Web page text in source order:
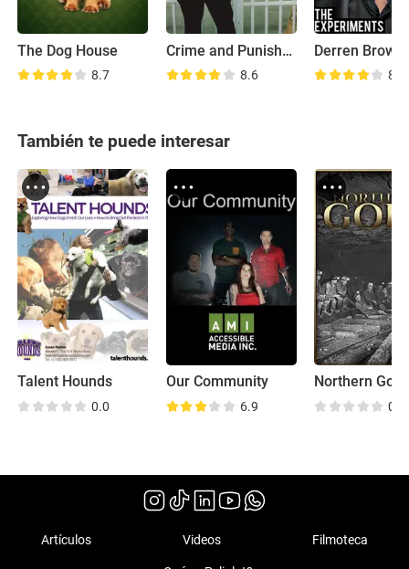
The Dog House
8.7
Crime and Punishment
8.6 8.3
También te puede interesar
Talent Hounds
0.0
Our Community
6.9
Northern Gold
0.0
Artículos Videos Filmoteca